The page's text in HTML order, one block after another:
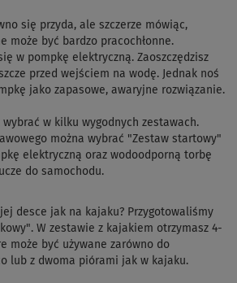
się przyda, ale szczerze mówiąc,
może być bardzo pracochłonne.
w pompkę elektryczną. Zaoszczędzisz
przed wejściem na wodę. Jednak noś
jako zapasowe, awaryjne rozwiązanie.
wybrać w kilku wygodnych zestawach.
można wybrać "Zestaw startowy"
elektryczną oraz wodoodporną torbę
do samochodu.
desce jak na kajaku? Przygotowaliśmy
W zestawie z kajakiem otrzymasz 4-
może być używane zarówno do
lub z dwoma piórami jak w kajaku.